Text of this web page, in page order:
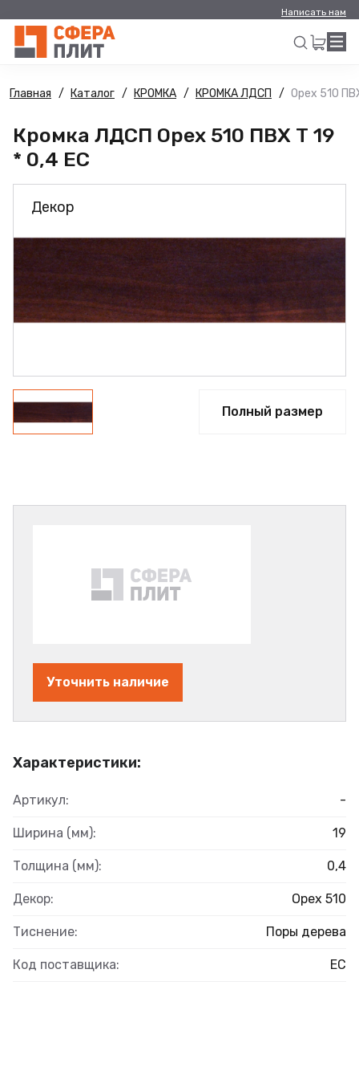
Написать нам
Искать
Главная Каталог КРОМКА КРОМКА ЛДСП Орех 510
Кромка ЛДСП Орех 510 ПВХ Т 19
* 0,4 ЕС
Декор
Полный размер
Характеристики:
Артикул: -
Ширина (мм): 19
Толщина (мм): 0,4
Декор: Орех 510
Тиснение: Поры дерева
Код поставщика: ЕС
Уточнить наличие